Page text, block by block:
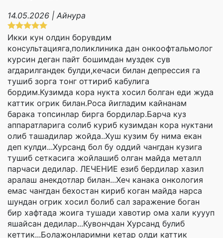
14.05.2026 | Айнура
Икки кун олдин борувдим
консультацияга,поликлиника дан онкоофтальмолог
курсин деган пайт бошимдан муздек сув
агдарилгандек булди,кечаси билан депрессия га
тушиб зорга тонг оттириб кабулига
бордим.Кузимда кора нукта хосил болган еди жуда
каттик огрик билан.Роса йигладим кайнанам
барака топсинлар бирга бордилар.Барча куз
аппаратларига солиб куриб кузимдан кора нуктани
олиб ташадилар жойда..Хуш кузим бу нима екан
деп кулди...Хурсанд бол бу оддий чангдан кузига
тушиб сеткасига жойлашиб олган майда металл
парчаси дедилар. ЛЕЧЕНИЕ езиб бердилар хазил
аралаш анекдотлар билан...Хеч канака онкология
емас чангдан бехостан кириб коган майда нарса
шундан огрик хосил болиб сал заражение боган
бир хафтада жоига тушади хавотир ома хали куууп
яшайсан дедилар...Кувончдан Хурсанд булиб
кеттик...Болажонларимни кетар олди каттик